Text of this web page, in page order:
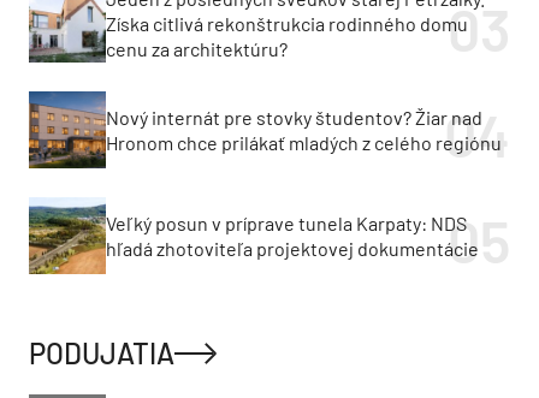
Získa citlivá rekonštrukcia rodinného domu
cenu za architektúru?
Nový internát pre stovky študentov? Žiar nad
Hronom chce prilákať mladých z celého regiónu
Veľký posun v príprave tunela Karpaty: NDS
hľadá zhotoviteľa projektovej dokumentácie
PODUJATIA